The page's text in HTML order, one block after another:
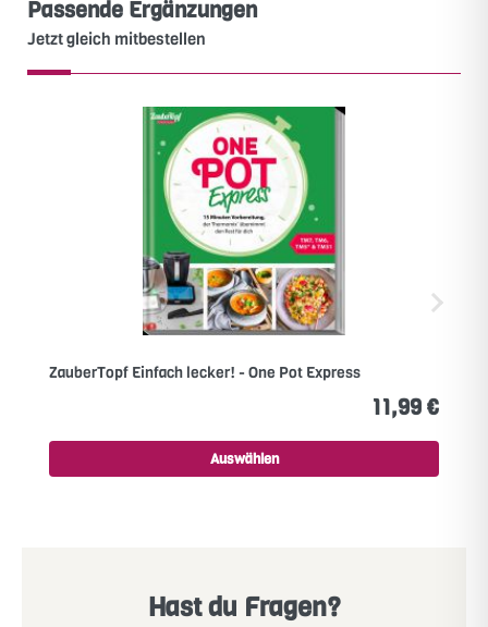
Passende Ergänzungen
Jetzt gleich mitbestellen
ZauberTopf Einfach lecker! - One Pot Express
11,99 €
Auswählen
Hast du Fragen?